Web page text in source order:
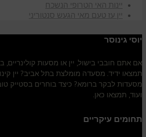
יינות האי הטרופי הנשכח
יין עז טעם מאי הגעש סנטוריני
יוסי גינוסר
אם אתם חובבי בישול, יין או מסעות קולינריים,
תמצאו ידיד. מסעדה מומלצת בתל אביב? יין
מסעדות לבקר ברומא? כיצד בוחרים בסטייק
ועוד, תמצאו כאן.
תחומים עיקריים